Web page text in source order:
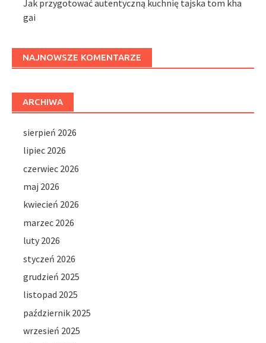
Jak przygotować autentyczną kuchnię tajska tom kha
gai
NAJNOWSZE KOMENTARZE
ARCHIWA
sierpień 2026
lipiec 2026
czerwiec 2026
maj 2026
kwiecień 2026
marzec 2026
luty 2026
styczeń 2026
grudzień 2025
listopad 2025
październik 2025
wrzesień 2025